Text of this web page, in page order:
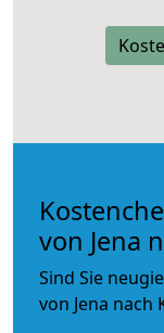
von Jena
Sind Sie
von Jena nach